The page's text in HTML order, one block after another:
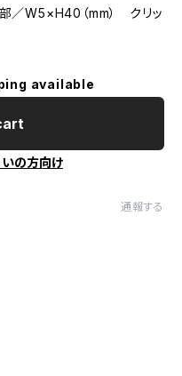
／W5×H40（mm） クリッ
available
の方向け
通報する